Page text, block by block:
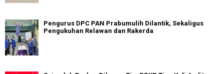
Pengurus DPC PAN Prabumulih Dilantik, Sekaligus
Pengukuhan Relawan dan Rakerda